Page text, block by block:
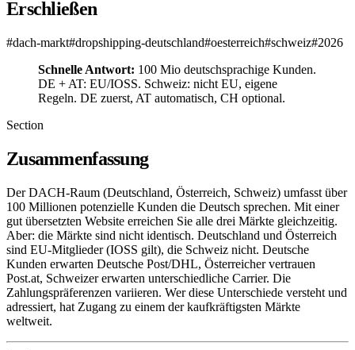
Erschließen
#dach-markt#dropshipping-deutschland#oesterreich#schweiz#2026
Schnelle Antwort: 100 Mio deutschsprachige Kunden.
DE + AT: EU/IOSS. Schweiz: nicht EU, eigene
Regeln. DE zuerst, AT automatisch, CH optional.
Section
Zusammenfassung
Der DACH-Raum (Deutschland, Österreich, Schweiz) umfasst über
100 Millionen potenzielle Kunden die Deutsch sprechen. Mit einer
gut übersetzten Website erreichen Sie alle drei Märkte gleichzeitig.
Aber: die Märkte sind nicht identisch. Deutschland und Österreich
sind EU-Mitglieder (IOSS gilt), die Schweiz nicht. Deutsche
Kunden erwarten Deutsche Post/DHL, Österreicher vertrauen
Post.at, Schweizer erwarten unterschiedliche Carrier. Die
Zahlungspräferenzen variieren. Wer diese Unterschiede versteht und
adressiert, hat Zugang zu einem der kaufkräftigsten Märkte
weltweit.